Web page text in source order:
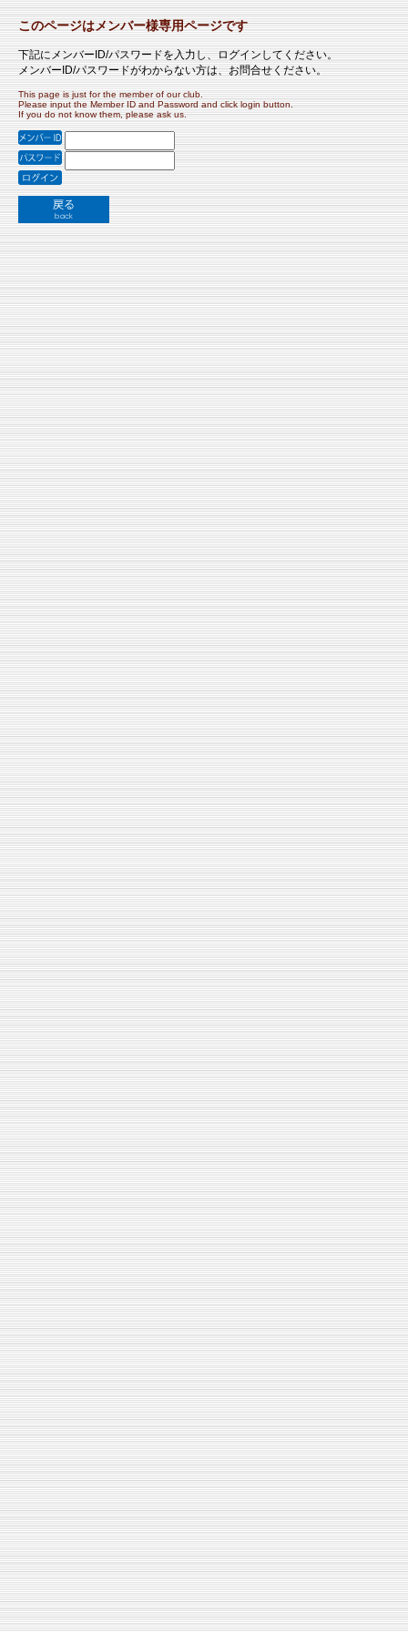
このページはメンバー様専用ページです
下記にメンバーID/パスワードを入力し、ログインしてください。
メンバーID/パスワードがわからない方は、お問合せください。
This page is just for the member of our club.
Please input the Member ID and Password and click login button.
If you do not know them, please ask us.